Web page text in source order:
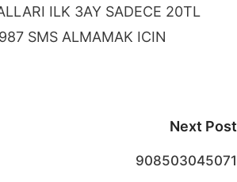
ILK 3AY SADECE 20TL
SMS ALMAMAK ICIN
Next Post
908503045071